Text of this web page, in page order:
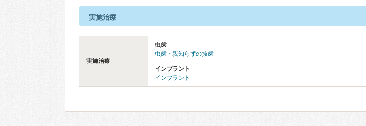
実施治療
実施治療
虫歯
虫歯・親知らずの抜歯
インプラント
インプラント